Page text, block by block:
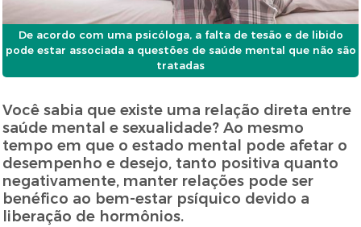
De acordo com uma psicóloga, a falta de tesão e de libido
pode estar associada a questões de saúde mental que não são
tratadas
Você sabia que existe uma relação direta entre
saúde mental e sexualidade? Ao mesmo
tempo em que o estado mental pode afetar o
desempenho e desejo, tanto positiva quanto
negativamente, manter relações pode ser
benéfico ao bem-estar psíquico devido a
liberação de hormônios.